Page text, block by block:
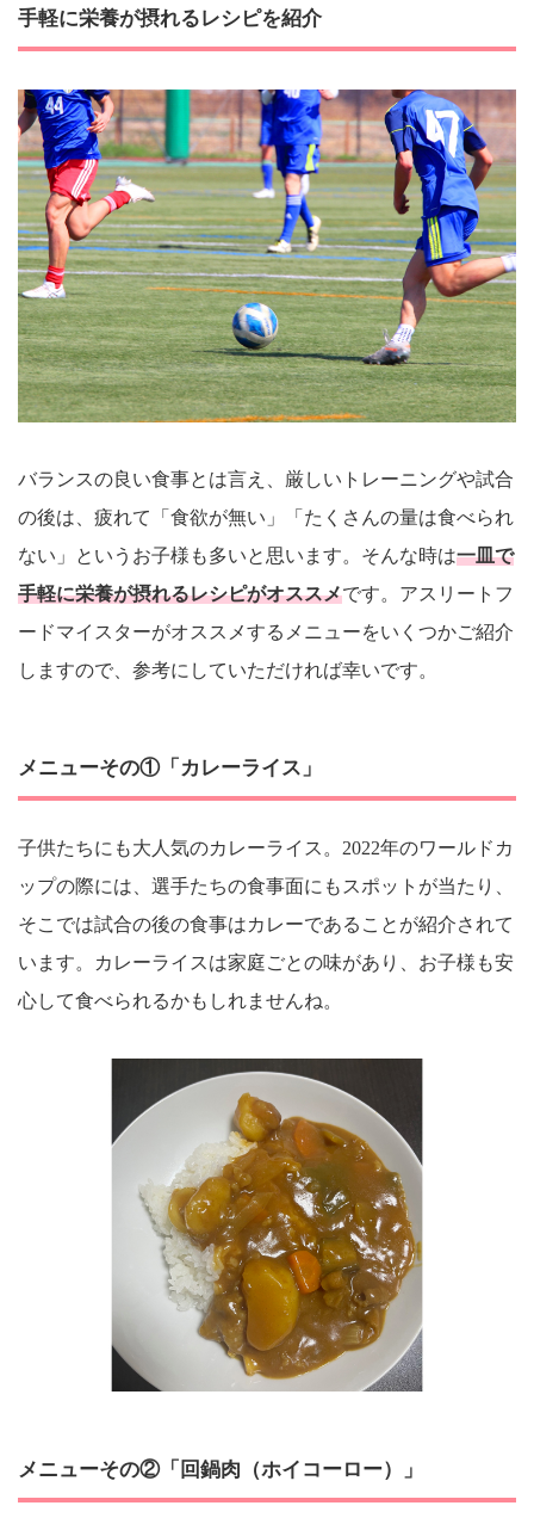
手軽に栄養が摂れるレシピを紹介
バランスの良い食事とは言え、厳しいトレーニングや試合
の後は、疲れて「食欲が無い」「たくさんの量は食べられ
ない」というお子様も多いと思います。そんな時は一皿で
手軽に栄養が摂れるレシピがオススメです。アスリートフ
ードマイスターがオススメするメニューをいくつかご紹介
しますので、参考にしていただければ幸いです。
メニューその①「カレーライス」
子供たちにも大人気のカレーライス。2022年のワールドカ
ップの際には、選手たちの食事面にもスポットが当たり、
そこでは試合の後の食事はカレーであることが紹介されて
います。カレーライスは家庭ごとの味があり、お子様も安
心して食べられるかもしれませんね。
メニューその②「回鍋肉（ホイコーロー）」